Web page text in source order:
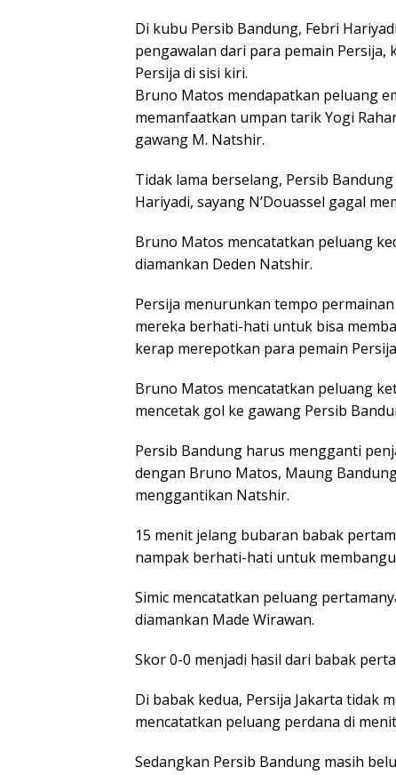
Di kubu Persib Bandung, Febri
pengawalan dari para pemain
Persija di sisi kiri.
Bruno Matos mendapatkan peluang
memanfaatkan umpan tarik Yogi
gawang M. Natshir.
Tidak lama berselang, Persib
Hariyadi, sayang N’Douassel gagal
Bruno Matos mencatatkan peluang
diamankan Deden Natshir.
Persija menurunkan tempo
mereka berhati-hati untuk bisa
kerap merepotkan para pemain
Bruno Matos mencatatkan peluang
mencetak gol ke gawang Persib
Persib Bandung harus mengganti
dengan Bruno Matos, Maung
menggantikan Natshir.
15 menit jelang bubaran babak
nampak berhati-hati untuk
Simic mencatatkan peluang
diamankan Made Wirawan.
Skor 0-0 menjadi hasil dari babak
Di babak kedua, Persija Jakarta tidak
mencatatkan peluang perdana di
Sedangkan Persib Bandung masih